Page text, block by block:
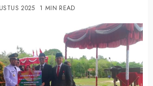
2025 1 MIN READ